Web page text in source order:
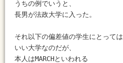
うちの例でいうと、
長男が法政大学に入った。
それ以下の偏差値の学生にとっては
いい大学なのだが、
本人はMARCHといわれる